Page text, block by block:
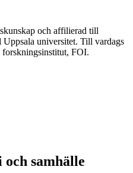
och affilierad till
universitet. Till vardags
forskningsinstitut, FOI.
samhälle